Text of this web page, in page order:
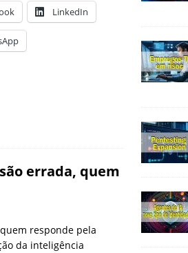
LinkedIn
errada, quem
responde pela
da inteligência